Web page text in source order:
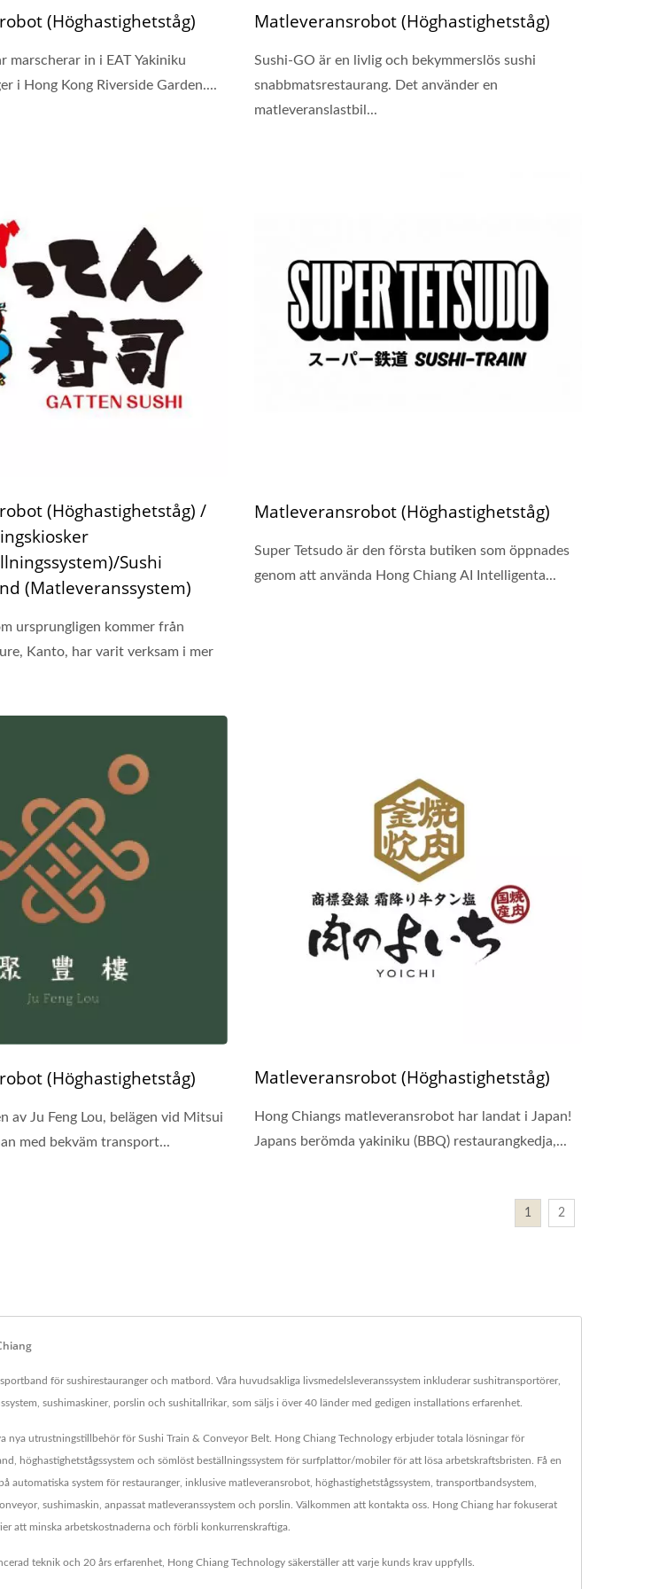
(Höghastighetståg)
marscherar in i EAT Yakiniku
i Hong Kong Riverside Garden....
Matleveransrobot (Höghastighetståg)
Sushi-GO är en livlig och bekymmerslös sushi
snabbmatsrestaurang. Det använder en
matleveranslastbil...
(Höghastighetståg) /
Sushi
(Matleveranssystem)
ursprungligen kommer från
Kanto, har varit verksam i mer
Matleveransrobot (Höghastighetståg)
Super Tetsudo är den första butiken som öppnades
genom att använda Hong Chiang AI Intelligenta...
(Höghastighetståg)
av Ju Feng Lou, belägen vid Mitsui
med bekväm transport...
Matleveransrobot (Höghastighetståg)
Hong Chiangs matleveransrobot har landat i Japan!
Japans berömda yakiniku (BBQ) restaurangkedja,...
1 2
för sushirestauranger och matbord. Våra huvudsakliga livsmedelsleveranssystem inkluderar sushitransportörer,
sushimaskiner, porslin och sushitallrikar, som säljs i över 40 länder med gedigen installations erfarenhet.
utrustningstillbehör för Sushi Train & Conveyor Belt. Hong Chiang Technology erbjuder totala lösningar för
höghastighetstågssystem och sömlöst beställningssystem för surfplattor/mobiler för att lösa arbetskraftsbristen. Få en
system för restauranger, inklusive matleveransrobot, höghastighetstågssystem, transportbandsystem,
sushimaskin, anpassat matleveranssystem och porslin. Välkommen att kontakta oss. Hong Chiang har fokuserat
att minska arbetskostnaderna och förbli konkurrenskraftiga.
teknik och 20 års erfarenhet, Hong Chiang Technology säkerställer att varje kunds krav uppfylls.